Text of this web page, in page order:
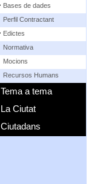
Bases de dades
Perfil Contractant
Edictes
Normativa
Mocions
Recursos Humans
Tema a tema
La Ciutat
Ciutadans